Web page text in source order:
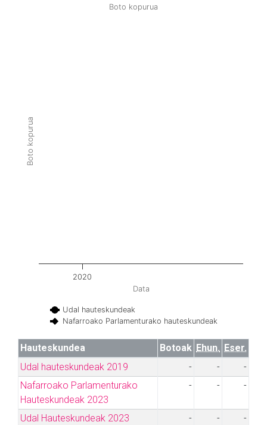
Data
Boto kopurua
Boto kopurua
Udal hauteskundeak
Nafarroako Parlamenturako hauteskundeak
2020
Hauteskundea Botoak Ehun. Eser.
Udal hauteskundeak 2019
- -
-
Nafarroako Parlamenturako
Hauteskundeak 2023
- - -
Udal Hauteskundeak 2023 - - -